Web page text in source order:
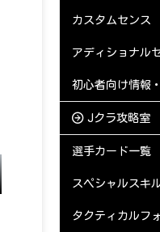
カスタムセンス
アディショナル
初心者向け情報
Jクラ攻略室
選手カード一覧
スペシャルスキ
タクティカルフ